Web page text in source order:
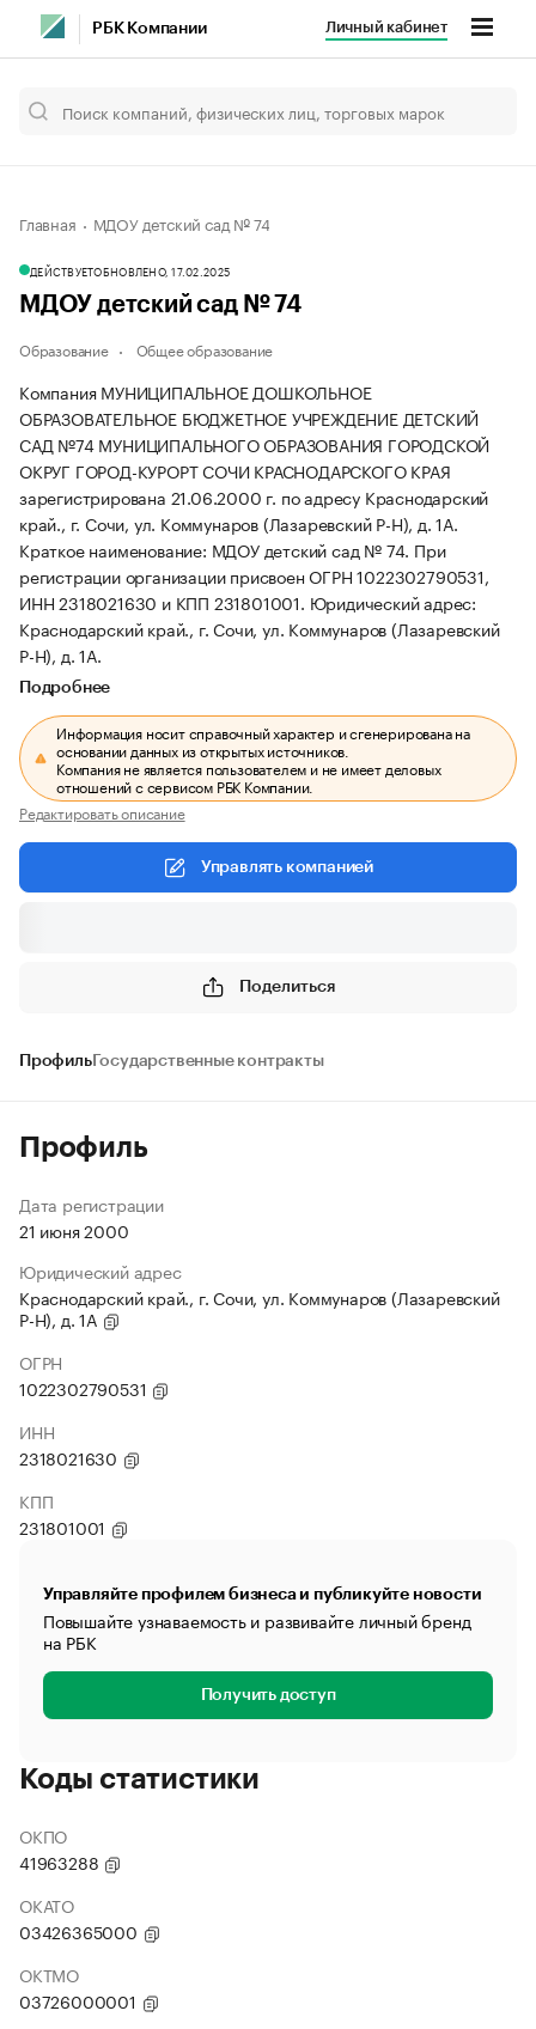
РБК Компании Личный кабинет
Главная МДОУ детский сад № 74
ДЕЙСТВУЕТОБНОВЛЕНО, 17.02.2025
МДОУ детский сад № 74
Образование Общее образование
Компания МУНИЦИПАЛЬНОЕ ДОШКОЛЬНОЕ
ОБРАЗОВАТЕЛЬНОЕ БЮДЖЕТНОЕ УЧРЕЖДЕНИЕ ДЕТСКИЙ
САД №74 МУНИЦИПАЛЬНОГО ОБРАЗОВАНИЯ ГОРОДСКОЙ
ОКРУГ ГОРОД-КУРОРТ СОЧИ КРАСНОДАРСКОГО КРАЯ
зарегистрирована 21.06.2000 г. по адресу Краснодарский
край., г. Сочи, ул. Коммунаров (Лазаревский Р-Н), д. 1А.
Краткое наименование: МДОУ детский сад № 74. При
регистрации организации присвоен ОГРН 1022302790531,
ИНН 2318021630 и КПП 231801001. Юридический адрес:
Краснодарский край., г. Сочи, ул. Коммунаров (Лазаревский
Р-Н), д. 1А.
Подробнее
Информация носит справочный характер и сгенерирована на
основании данных из открытых источников.
Компания не является пользователем и не имеет деловых
отношений с сервисом РБК Компании.
Редактировать описание
Управлять компанией
Поделиться
ПрофильГосударственные контракты
Профиль
Дата регистрации
21 июня 2000
Юридический адрес
Краснодарский край., г. Сочи, ул. Коммунаров (Лазаревский
Р-Н), д. 1А
ОГРН
1022302790531
ИНН
2318021630
КПП
231801001
Управляйте профилем бизнеса и публикуйте новости
Повышайте узнаваемость и развивайте личный бренд
на РБК
Получить доступ
Коды статистики
ОКПО
41963288
ОКАТО
03426365000
ОКТМО
03726000001